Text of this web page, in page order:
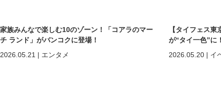
家族みんなで楽しむ10のゾーン！「コアラのマー
チ ランド」がバンコクに登場！
2026.05.21 | エンタメ
【タイフェス
が“タイ一色”に
2026.05.20 | イ